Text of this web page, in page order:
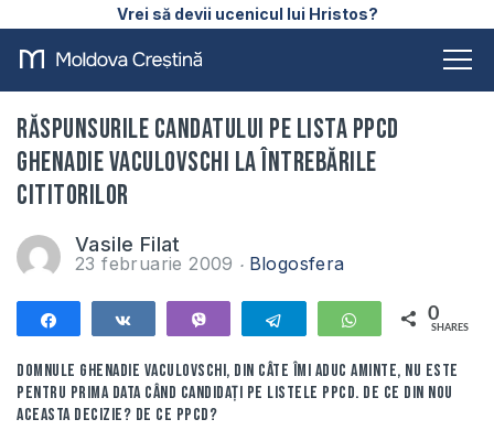
Vrei să devii ucenicul lui Hristos?
Răspunsurile candatului pe lista PPCD
Ghenadie Vaculovschi la întrebările
cititorilor
Vasile Filat
23 februarie 2009 Blogosfera
Telegram WhatsApp
0
SHARES
Domnule Ghenadie Vaculovschi, din câte îmi aduc aminte, nu este
pentru prima data când candidaţi pe listele PPCD. De ce din nou
aceasta decizie? De ce PPCD?